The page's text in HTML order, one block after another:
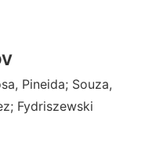
Pineida; Souza,
Fydriszewski